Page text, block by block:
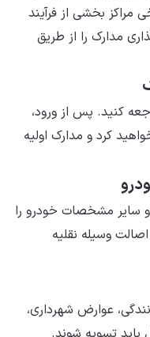
مراکز بخشی از فرآیند
مدارک را از طریق
کنید. پس از ورود،
کرد و مدارک اولیه
و سایر مشخصات خودرو را
وسیله نقلیه
عوارض شهرداری،